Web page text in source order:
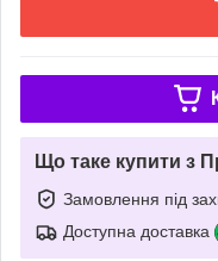
Що таке купити з
Замовлення під
Доступна доставка